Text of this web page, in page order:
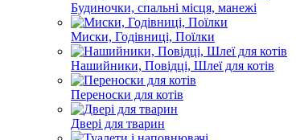
Будиночки, спальні місця, манежі
Миски, Годівниці, Поїлки
Нашийники, Повідці, Шлеї для котів
Переноски для котів
Двері для тварин